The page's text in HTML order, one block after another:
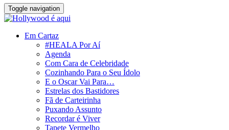
Toggle navigation
Em Cartaz
#HEALA Por Aí
Agenda
Com Cara de Celebridade
Cozinhando Para o Seu Ídolo
E o Oscar Vai Para…
Estrelas dos Bastidores
Fã de Carteirinha
Puxando Assunto
Recordar é Viver
Tapete Vermelho